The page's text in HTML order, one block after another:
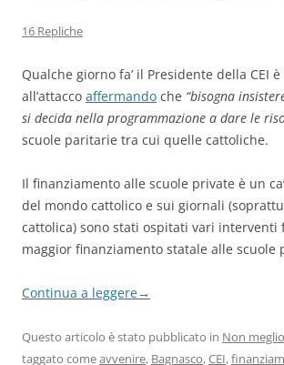
16 Repliche
Qualche giorno fa’ il Presidente della CEI
all’attacco affermando che “bisogna
si decida nella programmazione a dare le
scuole paritarie tra cui quelle cattoliche.
Il finanziamento alle scuole private è un
del mondo cattolico e sui giornali
cattolica) sono stati ospitati vari interventi
maggior finanziamento statale alle scuole
Continua a leggere→
Questo articolo è stato pubblicato in Non
taggato comeavvenire, Bagnasco,CEI,